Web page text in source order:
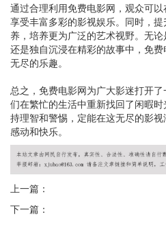
通过合理利用免费电影网，观众可
享受丰富多彩的影视娱乐。同时，
养，培养更为广泛的艺术视野。无
还是独自沉浸在精彩的故事中，免
无尽的乐趣。
总之，免费电影网为广大影迷打开
们在繁忙的生活中重新找回了闲暇
持理智和警惕，定能在这无尽的影
感动和快乐。
上一篇：
下一篇：